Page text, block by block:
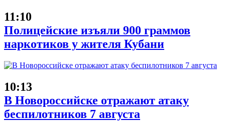
11:10
Полицейские изъяли 900 граммов
наркотиков у жителя Кубани
10:13
В Новороссийске отражают атаку
беспилотников 7 августа